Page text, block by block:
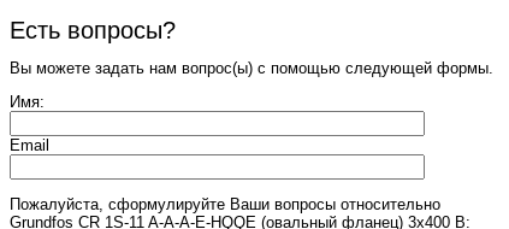
Есть вопросы?
Вы можете задать нам вопрос(ы) с помощью следующей формы.
Имя:
Email
Пожалуйста, сформулируйте Ваши вопросы относительно
Grundfos CR 1S-11 A-A-A-E-HQQE (овальный фланец) 3х400 В: